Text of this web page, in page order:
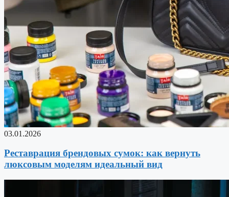
03.01.2026
Реставрация брендовых сумок: как вернуть
люксовым моделям идеальный вид